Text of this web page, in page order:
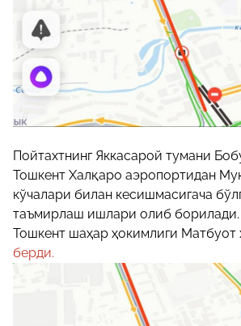
Пойтахтнинг Яккасарой тумани
Тошкент Халқаро аэропортидан
кўчалари билан кесишмасигача
таъмирлаш ишлари олиб борилади.
Тошкент шаҳар ҳокимлиги Матбуот
берди.